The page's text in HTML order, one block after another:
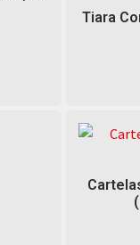
Tiara